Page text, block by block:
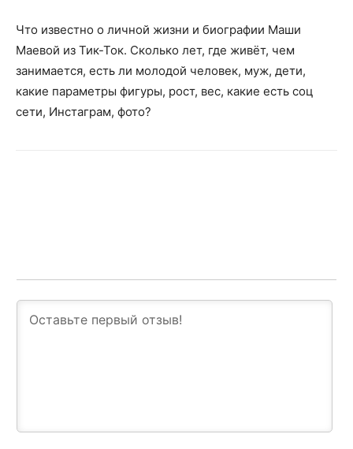
Что известно о личной жизни и биографии Маши
Маевой из Тик-Ток. Сколько лет, где живёт, чем
занимается, есть ли молодой человек, муж, дети,
какие параметры фигуры, рост, вес, какие есть соц
сети, Инстаграм, фото?